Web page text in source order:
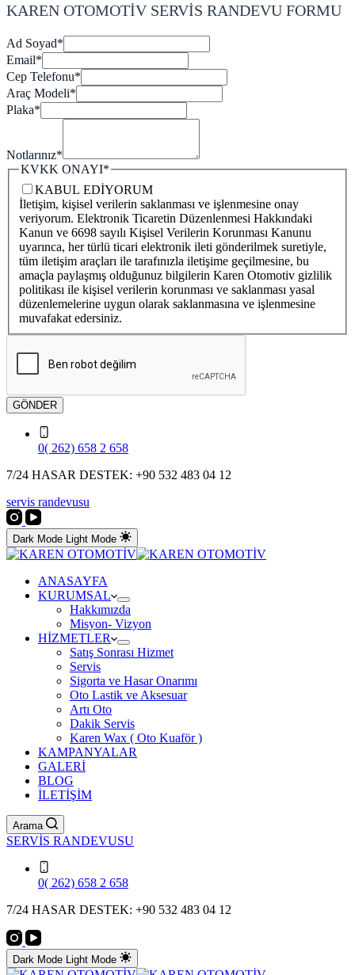
KAREN OTOMOTİV SERVİS RANDEVU FORMU
Ad Soyad*
Email*
Cep Telefonu*
Araç Modeli*
Plaka*
Notlarınız*
KVKK ONAYI*
KABUL EDİYORUM
İletişim, kişisel verilerin saklanması ve işlenmesine onay
veriyorum. Elektronik Ticaretin Düzenlenmesi Hakkındaki
Kanun ve 6698 sayılı Kişisel Verilerin Korunması Kanunu
uyarınca, her türlü ticari elektronik ileti gönderilmek suretiyle,
tüm iletişim araçları ile tarafınızla iletişime geçilmesine, bu
amaçla paylaşmış olduğunuz bilgilerin Karen Otomotiv gizlilik
politikası ile kişisel verilerin korunması ve saklanması yasal
düzenlemelerine uygun olarak saklanmasına ve işlenmesine
muvafakat edersiniz.
GÖNDER
0( 262) 658 2 658
7/24 HASAR DESTEK: +90 532 483 04 12
servis randevusu
Dark Mode Light Mode
ANASAYFA
KURUMSAL
Hakkımızda
Misyon- Vizyon
HİZMETLER
Satış Sonrası Hizmet
Servis
Sigorta ve Hasar Onarımı
Oto Lastik ve Aksesuar
Artı Oto
Dakik Servis
Karen Wax ( Oto Kuaför )
KAMPANYALAR
GALERİ
BLOG
İLETİŞİM
Arama
SERVİS RANDEVUSU
0( 262) 658 2 658
7/24 HASAR DESTEK: +90 532 483 04 12
Dark Mode Light Mode